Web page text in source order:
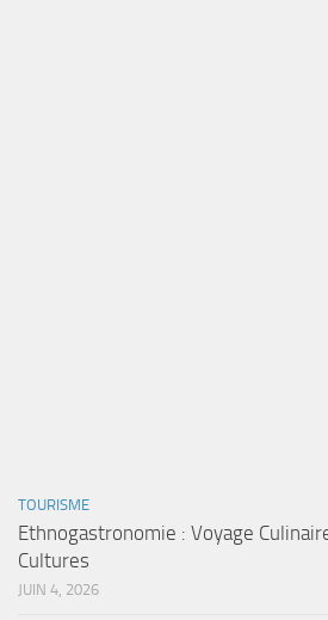
TOURISME
Ethnogastronomie : Voyage
Cultures
JUIN 4, 2026